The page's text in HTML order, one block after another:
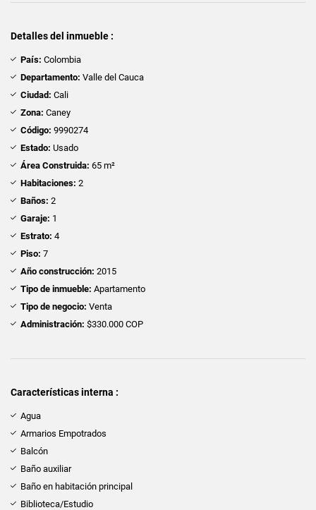
Detalles del inmueble :
País: Colombia
Departamento: Valle del Cauca
Ciudad: Cali
Zona: Caney
Código: 9990274
Estado: Usado
Área Construida: 65 m²
Habitaciones: 2
Baños: 2
Garaje: 1
Estrato: 4
Piso: 7
Año construcción: 2015
Tipo de inmueble: Apartamento
Tipo de negocio: Venta
Administración: $330.000 COP
Características interna :
Agua
Armarios Empotrados
Balcón
Baño auxiliar
Baño en habitación principal
Biblioteca/Estudio